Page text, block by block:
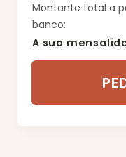
Montante total a
banco:
A sua